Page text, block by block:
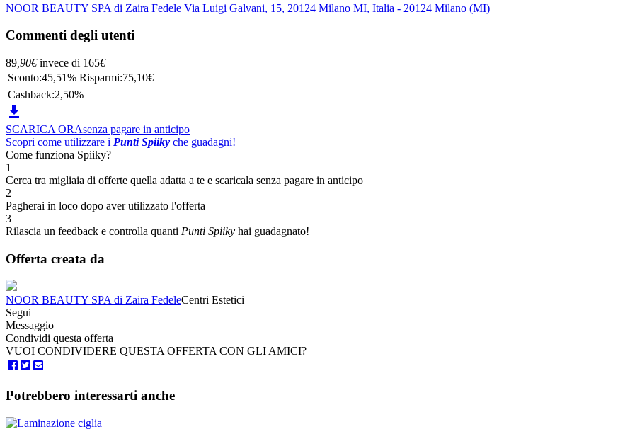
NOOR BEAUTY SPA di Zaira Fedele Via Luigi Galvani, 15, 20124 Milano MI, Italia - 20124 Milano (MI)
Commenti degli utenti
89 ,90€ invece di 165€
Sconto:45,51% Risparmi:75,10€
Cashback:2,50%

SCARICA ORAsenza pagare in anticipo
Scopri come utilizzare i Punti Spiiky che guadagni!
Come funziona Spiiky?
1
Cerca tra migliaia di offerte quella adatta a te e scaricala senza pagare in anticipo
2
Pagherai in loco dopo aver utilizzato l'offerta
3
Rilascia un feedback e controlla quanti Punti Spiiky hai guadagnato!
Offerta creata da
NOOR BEAUTY SPA di Zaira FedeleCentri Estetici
Segui
Messaggio
Condividi questa offerta
VUOI CONDIVIDERE QUESTA OFFERTA CON GLI AMICI?
Potrebbero interessarti anche